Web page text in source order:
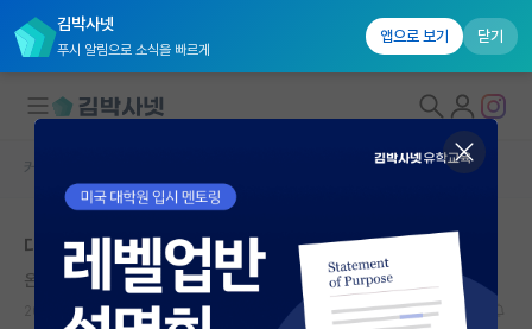
김박사넷
푸시 알림으로 소식을 빠르게
앱으로 보기 닫기
대학원생 모집
국내대학원 정보
연구실&오픈랩
커뮤니티 홈
대학원생 인건비에 대해서,
온화한 피타고라스
2025.02.04 10 5487